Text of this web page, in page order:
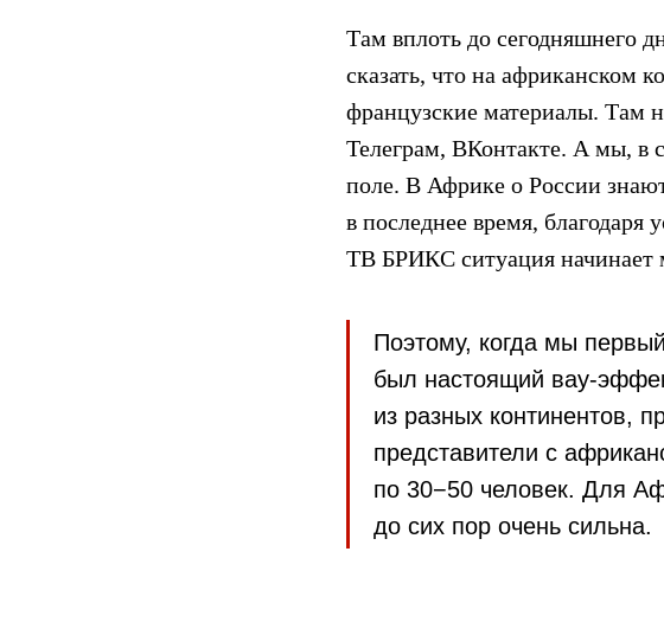
Там вплоть до сегодняшнего
сказать, что на африканском
французские материалы. Там
Телеграм, ВКонтакте. А мы, в
поле. В Африке о России знают
в последнее время,
ТВ БРИКС ситуация начинает
Поэтому, когда мы
был настоящий вау-
из разных континентов,
представители с
по 30−50 человек. Для
до сих пор очень сильна.